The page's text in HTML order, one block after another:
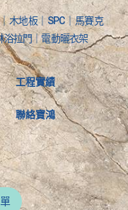
木地板｜SPC｜馬賽克
浴拉門｜電動曬衣架
工程實績
聯絡寶鴻